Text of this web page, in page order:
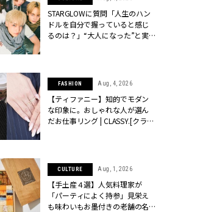
STARGLOWに質問「人生のハン
ドルを自分で握っていると感じ
るのは？」“大️人になった”と実
FASHION Aug, 4, 2026
【ティファニー】知的でモダン
な印象に。おしゃれな人が選ん
だお仕事リング | CLASSY.[クラッ
CULTURE Aug, 1, 2026
【手土産４選】人気料理家が
「パーティによく持参」見栄え
も味わいもお墨付きの老舗の名